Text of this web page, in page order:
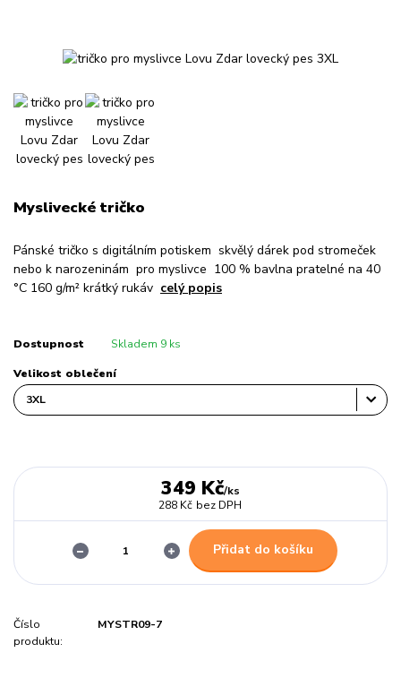
Myslivecké tričko
Pánské tričko s digitálním potiskem skvělý dárek pod stromeček
nebo k narozeninám pro myslivce 100 % bavlna pratelné na 40
°C 160 g/m² krátký rukáv celý popis
Dostupnost Skladem 9 ks
Velikost oblečení
349 Kč/ks
288 Kč bez DPH
Přidat do košíku
Číslo
produktu:
MYSTR09-7